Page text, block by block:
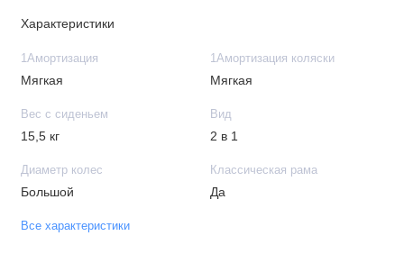
Характеристики
1Амортизация
Мягкая
1Амортизация коляски
Мягкая
Вес с сиденьем
15,5 кг
Вид
2 в 1
Диаметр колес
Большой
Классическая рама
Да
Все характеристики